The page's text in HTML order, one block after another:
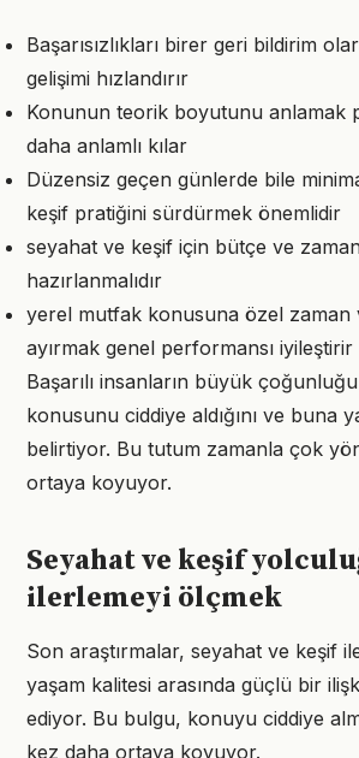
Başarısızlıkları birer geri bildirim
gelişimi hızlandırır
Konunun teorik boyutunu anlamak
daha anlamlı kılar
Düzensiz geçen günlerde bile
keşif pratiğini sürdürmek önemlidir
seyahat ve keşif için bütçe ve
hazırlanmalıdır
yerel mutfak konusuna özel zaman
ayırmak genel performansı iyileştirir
Başarılı insanların büyük
konusunu ciddiye aldığını ve buna
belirtiyor. Bu tutum zamanla çok
ortaya koyuyor.
Seyahat ve keşif
ilerlemeyi ölçmek
Son araştırmalar, seyahat ve keşif
yaşam kalitesi arasında güçlü bir
ediyor. Bu bulgu, konuyu ciddiye
kez daha ortaya koyuyor.